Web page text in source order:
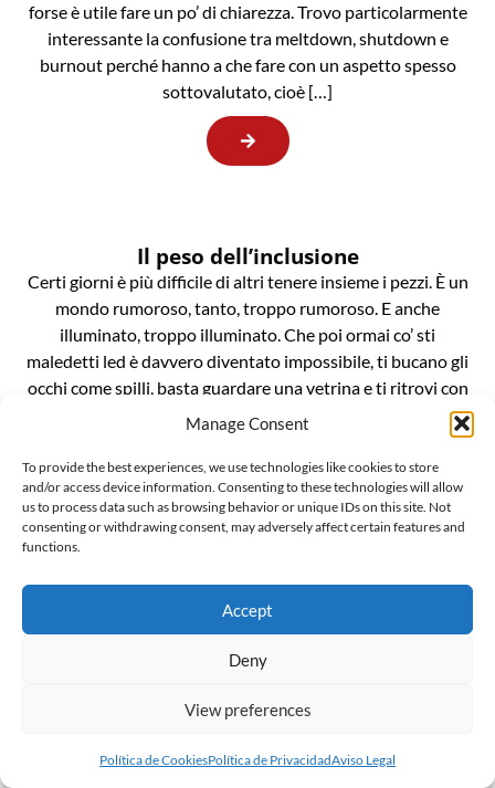
Manage Consent
To provide the best experiences, we use technologies like cookies to store
and/or access device information. Consenting to these technologies will allow
us to process data such as browsing behavior or unique IDs on this site. Not
consenting or withdrawing consent, may adversely affect certain features and
functions.
Accept
Deny
View preferences
Política de CookiesPolítica de PrivacidadAviso Legal
forse è utile fare un po’ di chiarezza. Trovo particolarmente
interessante la confusione tra meltdown, shutdown e
burnout perché hanno a che fare con un aspetto spesso
sottovalutato, cioè […]
Il peso dell’inclusione
Certi giorni è più difficile di altri tenere insieme i pezzi. È un
mondo rumoroso, tanto, troppo rumoroso. E anche
illuminato, troppo illuminato. Che poi ormai co’ sti
maledetti led è davvero diventato impossibile, ti bucano gli
occhi come spilli, basta guardare una vetrina e ti ritrovi con
le cornee bruciate. È un casino da […]
L’invenzionde della “gender ideology”
Il mondo sussulta incredulo alla notizia che Penny Polar
Bear, compagna di scuola di Peppa pig, ha raccontato alle
compagne e ai compagni di classe di avere due mamme. E
gender”. Ma voglio darvi una notizia ancora più
esiste, è […]